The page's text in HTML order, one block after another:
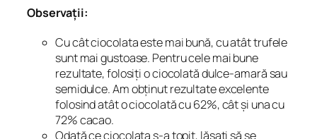
Observații:
Cu cât ciocolata este mai bună, cu atât trufele
sunt mai gustoase. Pentru cele mai bune
rezultate, folosiți o ciocolată dulce-amară sau
semidulce. Am obținut rezultate excelente
folosind atât o ciocolată cu 62%, cât și una cu
72% cacao.
Odată ce ciocolata s-a topit, lăsați să se